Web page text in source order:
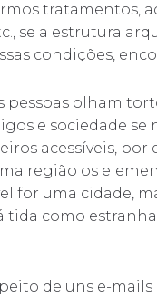
tratamentos,
se a estrutura
condições,
pessoas olham
e sociedade se
acessíveis,
região os
for uma cidade,
tida como
de uns e-